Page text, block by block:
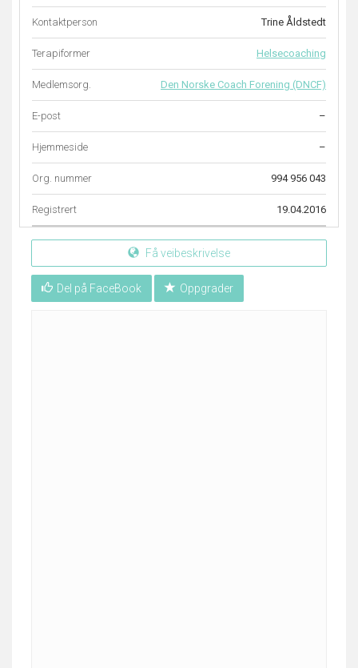
Kontaktperson Trine Åldstedt
Terapiformer Helsecoaching
Medlemsorg. Den Norske Coach Forening (DNCF)
E-post –
Hjemmeside –
Org. nummer 994 956 043
Registrert 19.04.2016
Få veibeskrivelse
Del på FaceBook Oppgrader